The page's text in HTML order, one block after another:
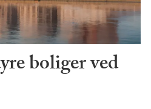
boliger ved